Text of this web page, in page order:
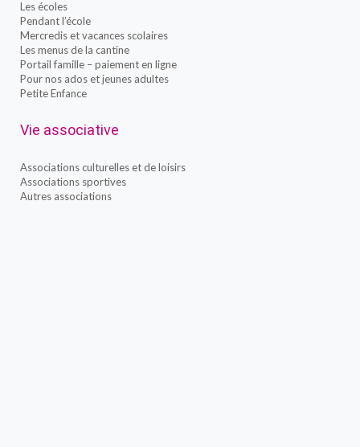
Les écoles
Pendant l’école
Mercredis et vacances scolaires
Les menus de la cantine
Portail famille – paiement en ligne
Pour nos ados et jeunes adultes
Petite Enfance
Vie associative
Associations culturelles et de loisirs
Associations sportives
Autres associations